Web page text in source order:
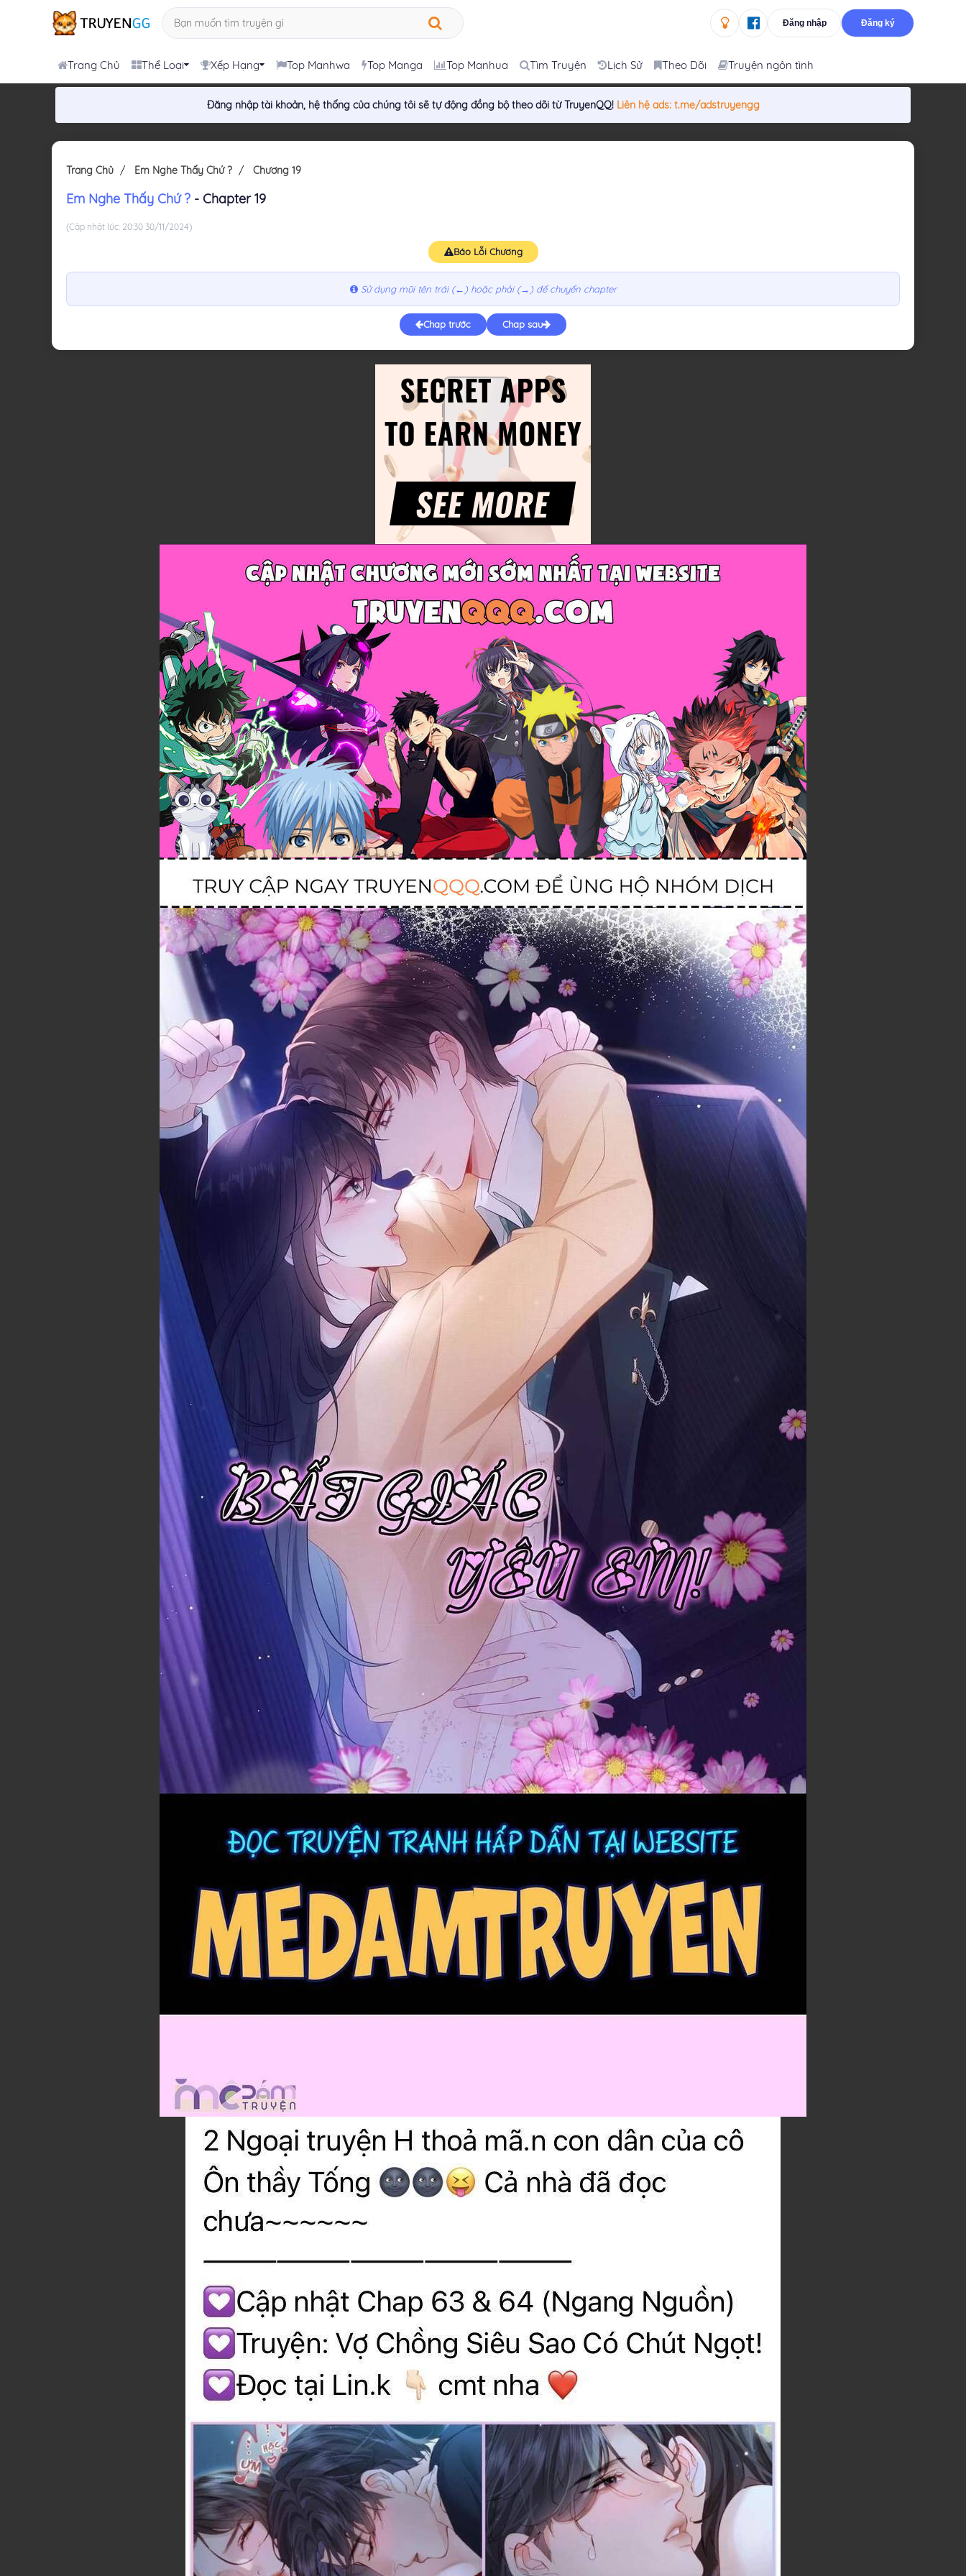
Đăng nhập Đăng ký
Trang Chủ Thể Loại Xếp Hạng Top Manhwa Top Manga Top Manhua Tìm Truyện Lịch Sử Theo Dõi Truyện ngôn tình
Đăng nhập tài khoản, hệ thống của chúng tôi sẽ tự động đồng bộ theo dõi từ TruyenQQ! Liên hệ ads: t.me/adstruyengg
Trang Chủ Em Nghe Thấy Chứ ? Chương 19
Em Nghe Thấy Chứ ? - Chapter 19
(Cập nhật lúc: 20:30 30/11/2024)
Báo Lỗi Chương
Sử dụng mũi tên trái (←) hoặc phải (→) để chuyển chapter
Chap trước Chap sau